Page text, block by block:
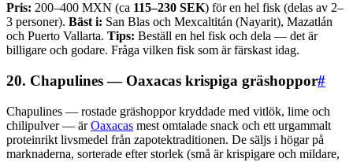
Pris: 200–400 MXN (ca 115–230 SEK) för en hel fisk (delas av 2–
3 personer). Bäst i: San Blas och Mexcaltitán (Nayarit), Mazatlán
och Puerto Vallarta. Tips: Beställ en hel fisk och dela — det är
billigare och godare. Fråga vilken fisk som är färskast idag.
20. Chapulines — Oaxacas krispiga gräshoppor#
Chapulines — rostade gräshoppor kryddade med vitlök, lime och
chilipulver — ärOaxacas mest omtalade snack och ett urgammalt
proteinrikt livsmedel från zapotektraditionen. De säljs i högar på
marknaderna, sorterade efter storlek (små är krispigare och mildare,